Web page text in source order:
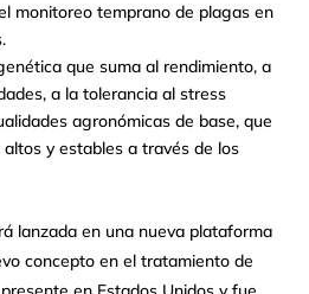
monitoreo temprano de plagas en
que suma al rendimiento, a
a la tolerancia al stress
agronómicas de base, que
y estables a través de los
lanzada en una nueva plataforma
concepto en el tratamiento de